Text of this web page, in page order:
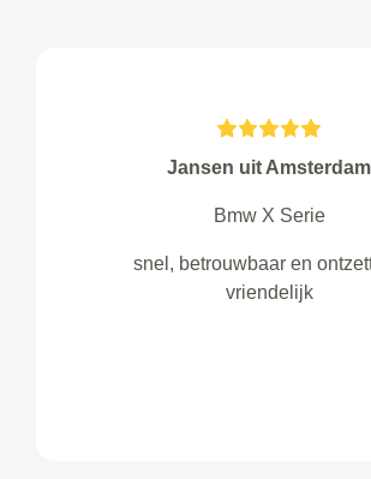
Jansen uit Amsterdam
Bmw X Serie
snel, betrouwbaar en
vriendelijk